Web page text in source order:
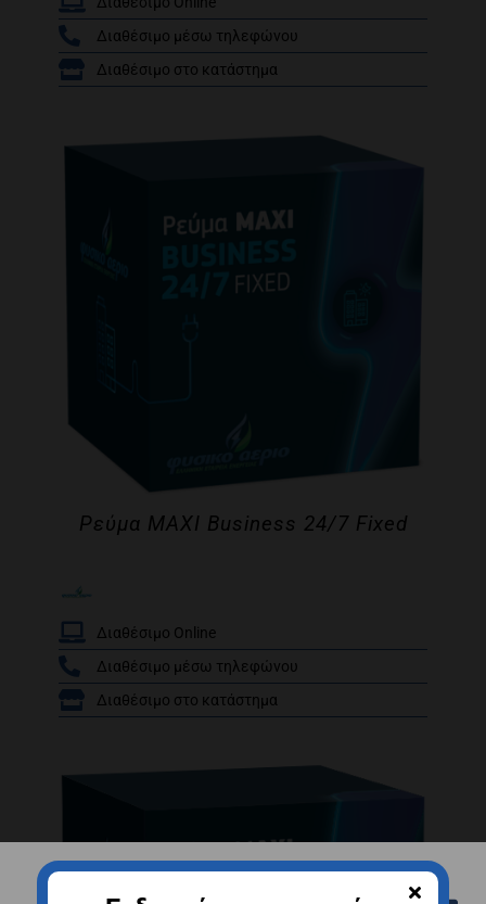
/
Διαθέσιμο μέσω τηλεφώνου
Διαθέσιμο στο κατάστημα
/
Ρεύμα MAXI Business 24/7 Fixed
Διαθέσιμο Online
Διαθέσιμο μέσω τηλεφώνου
Διαθέσιμο στο κατάστημα